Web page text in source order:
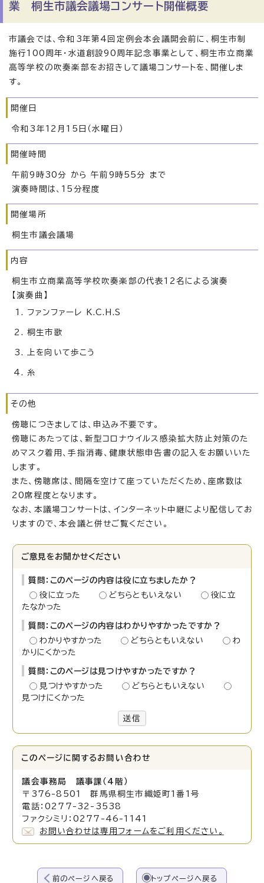
業 桐生市議会議場コンサート開催概要
市議会では、令和3年第4回定例会本会議開会前に、桐生市制
施行100周年・水道創設90周年記念事業として、桐生市立商業
高等学校の吹奏楽部をお招きして議場コンサートを、開催しま
す。
開催日
令和3年12月15日（水曜日）
開催時間
午前9時30分 から 午前9時55分 まで
演奏時間は、15分程度
開催場所
桐生市議会議場
内容
桐生市立商業高等学校吹奏楽部の代表12名による演奏
【演奏曲】
ファンファーレ K.C.H.S
桐生市歌
上を向いて歩こう
糸
その他
傍聴につきましては、申込み不要です。
傍聴にあたっては、新型コロナウイルス感染拡大防止対策のた
めマスク着用、手指消毒、健康状態申告書の記入をお願いいた
します。
また、傍聴席は、間隔を空けて座っていただくため、座席数は
20席程度となります。
なお、本議場コンサートは、インターネット中継により配信してお
りますので、本会議と併せご覧ください。
ご意見をお聞かせください
質問：このページの内容は役に立ちましたか？
役に立った
どちらともいえない
役に立
たなかった
質問：このページの内容はわかりやすかったですか？
わかりやすかった
どちらともいえない
わ
かりにくかった
質問：このページは見つけやすかったですか？
見つけやすかった
どちらともいえない
見つけにくかった
送信
このページに関する お問い合わせ
議会事務局 議事課（4階）
〒376-8501 群馬県桐生市織姫町1番1号
電話：0277-32-3538
ファクシミリ：0277-46-1141
お問い合わせは専用フォームをご利用ください。
前のページへ戻る トップページへ戻る